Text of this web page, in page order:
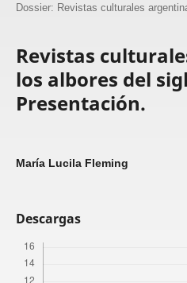
Dossier: Revistas culturales
Revistas
los albores del
Presentación.
María Lucila Fleming
Descargas